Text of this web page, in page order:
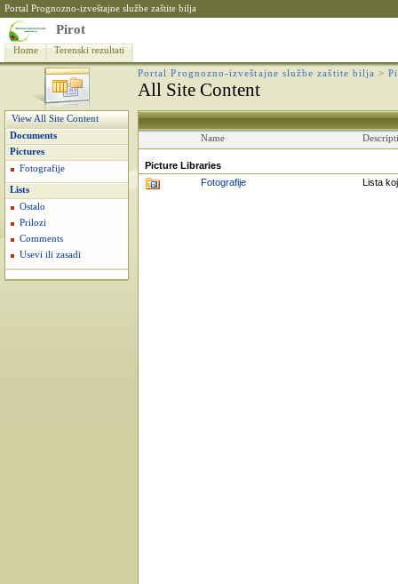
Portal Prognozno-izveštajne službe zaštite bilja
Pirot
Home Terenski rezultati
Portal Prognozno-izveštajne službe zaštite bilja >
All Site Content
View All Site Content
Documents
Pictures
Fotografije
Lists
Ostalo
Prilozi
Comments
Usevi ili zasadi
Name
Picture Libraries
Fotografije
Lista